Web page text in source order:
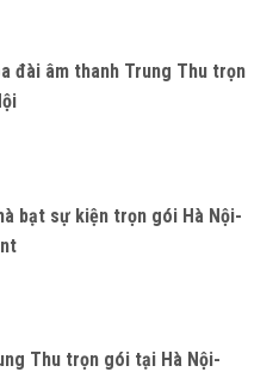
đài âm thanh Trung Thu trọn
bạt sự kiện trọn gói Hà Nội-
Thu trọn gói tại Hà Nội-